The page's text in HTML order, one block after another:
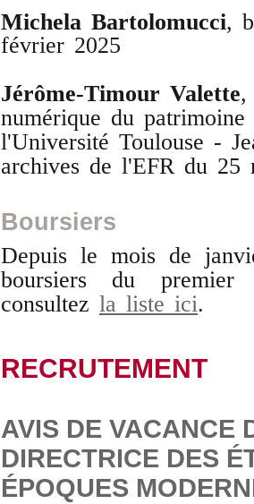
Michela Bartolomucci,
février 2025
Jérôme-Timour Valette,
numérique du
l'Université Toulouse -
archives de l'EFR du
Boursiers
Depuis le mois de
boursiers du premier
consultez la liste ici.
RECRUTEMENT
AVIS DE VACANCE
DIRECTRICE DES
ÉPOQUES